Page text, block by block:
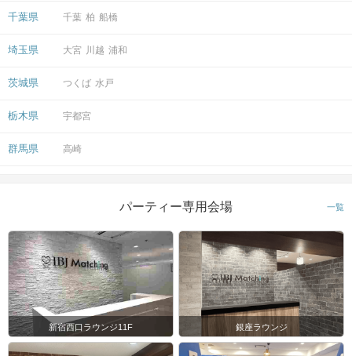
千葉県 千葉 柏 船橋
埼玉県 大宮 川越 浦和
茨城県 つくば 水戸
栃木県 宇都宮
群馬県 高崎
パーティー専用会場 一覧
新宿西口ラウンジ11F 銀座ラウンジ